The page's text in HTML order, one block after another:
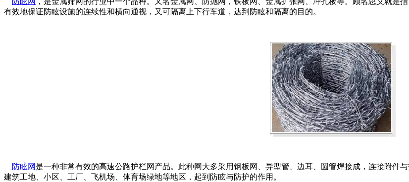
有效地保证防眩设施的连续性和横向通视，又可隔离上下行车道，达到防眩和隔离的目的。
防眩网 是一种非常有效的高速公路护栏网产品。此种网大多采用钢板网、异型管、边耳、圆管焊接成，连接附件
建筑工地、小区、工厂、飞机场、体育场绿地等地区，起到防眩与防护的作用。